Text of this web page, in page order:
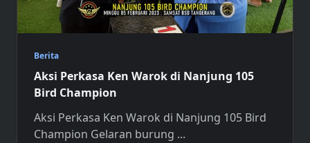
Berita
Aksi Perkasa Ken Warok di Nanjung 105
Bird Champion
Aksi Perkasa Ken Warok di Nanjung 105 Bird
Champion Gelaran burung ...